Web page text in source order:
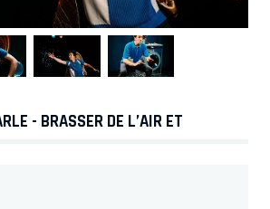
- BRASSER DE L’AIR ET